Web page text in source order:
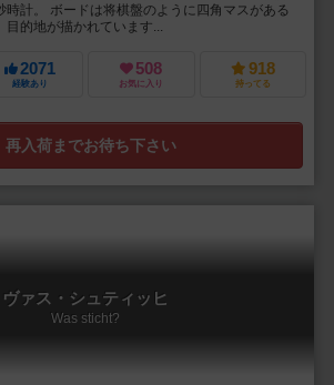
時計。 ボードは将棋盤のように四角マスがある
目的地が描かれています...
2071
経験あり
508
お気に入り
918
持ってる
再入荷までお待ち下さい
ヴァス・シュティッヒ
Was sticht?